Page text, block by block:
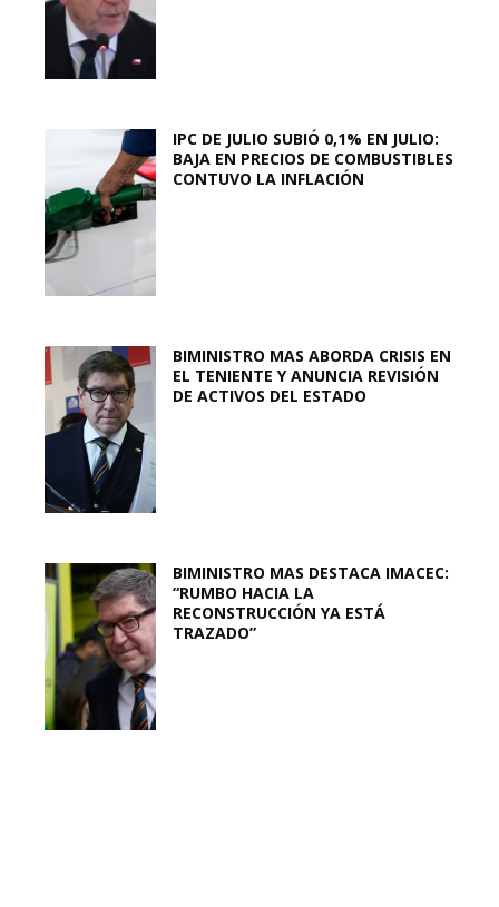
IPC DE JULIO SUBIÓ 0,1% EN JULIO:
BAJA EN PRECIOS DE COMBUSTIBLES
CONTUVO LA INFLACIÓN
BIMINISTRO MAS ABORDA CRISIS EN
EL TENIENTE Y ANUNCIA REVISIÓN
DE ACTIVOS DEL ESTADO
BIMINISTRO MAS DESTACA IMACEC:
“RUMBO HACIA LA
RECONSTRUCCIÓN YA ESTÁ
TRAZADO”